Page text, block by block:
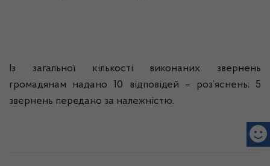
Із загальної кількості виконаних звернень
громадянам надано 10 відповідей – роз’яснень; 5
звернень передано за належністю.